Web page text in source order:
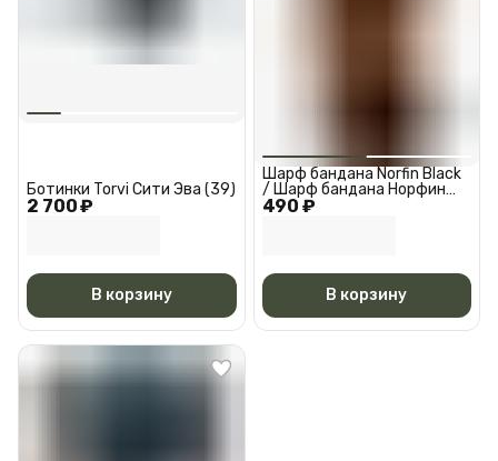
2 700 ₽
Ботинки Torvi Сити Эва (39)
В корзину
490 ₽
Шарф бандана Norfin Black
/ Шарф бандана Норфин
Черная АМ 6527
В корзину